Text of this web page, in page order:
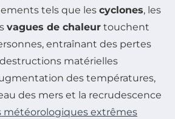
tels que les cyclones, les
vagues de chaleur touchent
entraînant des pertes
matérielles
des températures,
des mers et la recrudescence
météorologiques extrêmes